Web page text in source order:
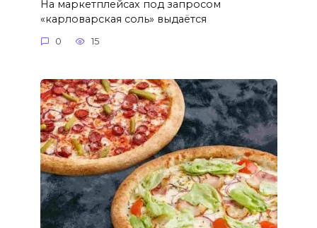
На маркетплейсах под запросом
«карловарская соль» выдаётся
0 15